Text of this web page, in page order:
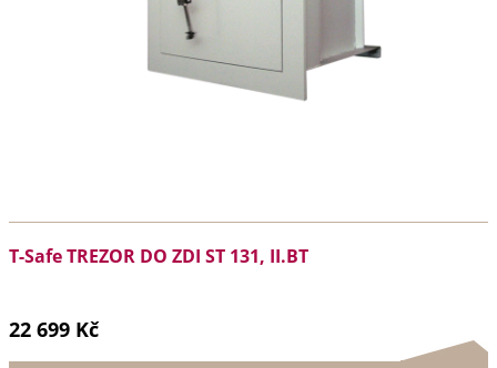
T-Safe TREZOR DO ZDI ST 131, II.BT
22 699 Kč